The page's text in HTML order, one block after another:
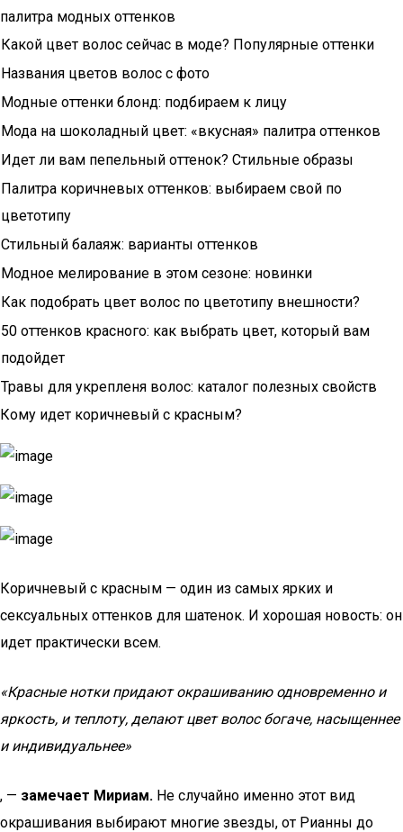
палитра модных оттенков
Какой цвет волос сейчас в моде? Популярные оттенки
Названия цветов волос с фото
Модные оттенки блонд: подбираем к лицу
Мода на шоколадный цвет: «вкусная» палитра оттенков
Идет ли вам пепельный оттенок? Стильные образы
Палитра коричневых оттенков: выбираем свой по
цветотипу
Стильный балаяж: варианты оттенков
Модное мелирование в этом сезоне: новинки
Как подобрать цвет волос по цветотипу внешности?
50 оттенков красного: как выбрать цвет, который вам
подойдет
Травы для укрепленя волос: каталог полезных свойств
Кому идет коричневый с красным?
Коричневый с красным — один из самых ярких и
сексуальных оттенков для шатенок. И хорошая новость: он
идет практически всем.
«Красные нотки придают окрашиванию одновременно и
яркость, и теплоту, делают цвет волос богаче, насыщеннее
и индивидуальнее»
, — замечает Мириам. Не случайно именно этот вид
окрашивания выбирают многие звезды, от Рианны до